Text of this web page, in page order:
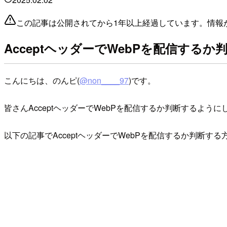
この記事は公開されてから1年以上経過しています。情
AcceptヘッダーでWebPを配信するか
こんにちは、のんピ(@non____97)です。
皆さんAcceptヘッダーでWebPを配信するか判断するよう
以下の記事でAcceptヘッダーでWebPを配信するか判断する